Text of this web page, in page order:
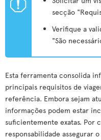
secção
Verifique a
"São
Esta ferramenta consolida
principais requisitos de
referência. Embora sejam
informações podem estar
suficientemente exatas. Por
responsabilidade assegurar